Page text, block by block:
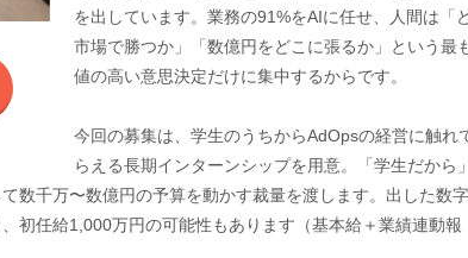
を出しています。業務の91%をAIに任せ、人間は「
市場で勝つか」「数億円をどこに張るか」という最
値の高い意思決定だけに集中するからです。
今回の募集は、学生のうちからAdOpsの経営に触れ
らえる長期インターンシップを用意。「学生だから
数千万〜数億円の予算を動かす裁量を渡します。出した数字
初任給1,000万円の可能性もあります（基本給＋業績連動報